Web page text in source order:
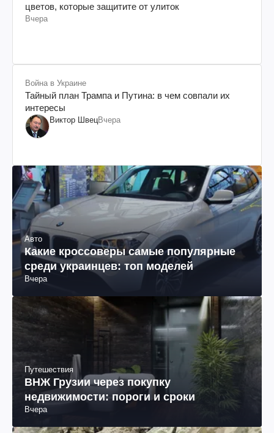
цветов, которые защитите от улиток
Вчера
Война в Украине
Тайный план Трампа и Путина: в чем совпали их
интересы
Виктор ШвецВчера
Авто
Какие кроссоверы самые популярные
среди украинцев: топ моделей
Вчера
Путешествия
ВНЖ Грузии через покупку
недвижимости: пороги и сроки
Вчера